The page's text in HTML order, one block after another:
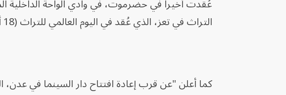
عُقدت أخيراً في حضرموت، في وادي الواحة الداخلية
التراث في تعز، الذي عُقد في اليوم العالمي للتراث (18 أبريل).
كما أعلن "عن قرب إعادة افتتاح دار السينما في عدن،